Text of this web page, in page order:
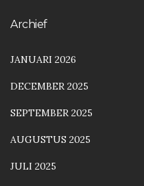
Archief
JANUARI 2026
DECEMBER 2025
SEPTEMBER 2025
AUGUSTUS 2025
JULI 2025